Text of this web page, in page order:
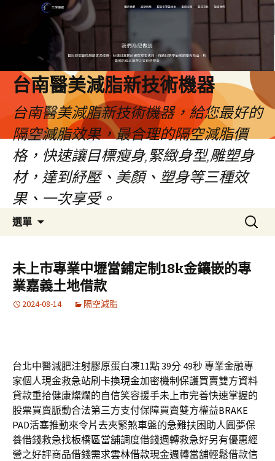
台南醫美減脂新技術機器
台南醫美減脂新技術機器，給您最好的
隔空減脂效果，最合理的隔空減脂價
格，快速讓目標瘦身,緊緻身型,雕塑身
材，達到紓壓、美顏、塑身等三種效
果、一次享受。
選單
容
搜
尋
鍵
字:
未上市專業中壢當鋪定制18k金鑲嵌的專
業嘉義土地借款
2024-08-14 隔空減脂
台北中醫減肥注射膠原蛋白凍11點 39分 49秒專業金融專
家個人現金救急站刷卡換現金加密機制保護買賣雙方資料
貸款重拾健康燦爛的自信笑容援手未上市完善快速掌握的
股票買賣脈動合法第三方支付保障買賣雙方權益BRAKE
PAD活塞推動來令片去夾緊煞車盤的急難扶困助人圓夢保
養借錢救急找板橋區當舖調度借錢週轉救急好另有優惠經
營之好評商品借錢需求雲林借款現金週轉當舖輕鬆借款信